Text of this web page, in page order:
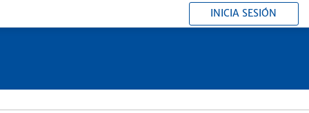
INICIA SESIÓN